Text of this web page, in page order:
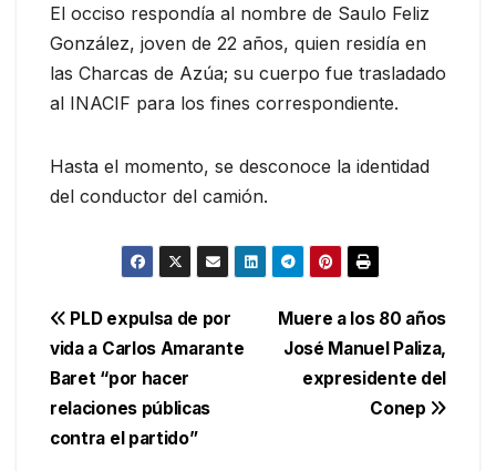
El occiso respondía al nombre de Saulo Feliz
González, joven de 22 años, quien residía en
las Charcas de Azúa; su cuerpo fue trasladado
al INACIF para los fines correspondiente.
Hasta el momento, se desconoce la identidad
del conductor del camión.
Navegación
de
entradas
Muere a los 80 años
José Manuel Paliza,
expresidente del
Conep
PLD expulsa de por
vida a Carlos Amarante
Baret “por hacer
relaciones públicas
contra el partido”